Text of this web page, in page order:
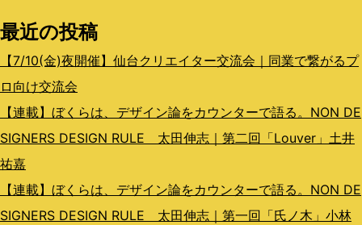
ョ
ン
最近の投稿
【7/10(金)夜開催】仙台クリエイター交流会｜同業で繋がるプ
ロ向け交流会
【連載】ぼくらは、デザイン論をカウンターで語る。NON DE
SIGNERS DESIGN RULE 太田伸志｜第二回「Louver」土井
祐嘉
【連載】ぼくらは、デザイン論をカウンターで語る。NON DE
SIGNERS DESIGN RULE 太田伸志｜第一回「氏ノ木」小林